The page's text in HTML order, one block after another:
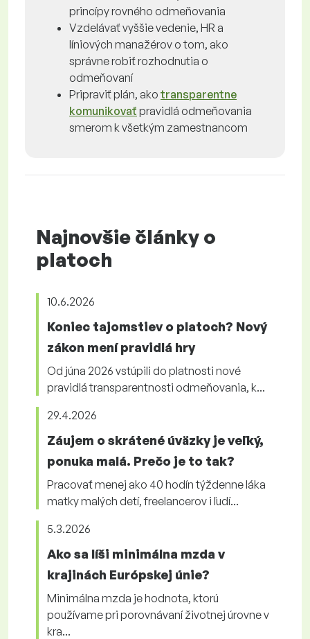
princípy rovného odmeňovania
Vzdelávať vyššie vedenie, HR a
líniových manažérov o tom, ako
správne robiť rozhodnutia o
odmeňovaní
Pripraviť plán, ako transparentne
komunikovať pravidlá odmeňovania
smerom k všetkým zamestnancom
Najnovšie články o
platoch
10.6.2026
Koniec tajomstiev o platoch? Nový
zákon mení pravidlá hry
Od júna 2026 vstúpili do platnosti nové
pravidlá transparentnosti odmeňovania, k...
29.4.2026
Záujem o skrátené úväzky je veľký,
ponuka malá. Prečo je to tak?
Pracovať menej ako 40 hodín týždenne láka
matky malých detí, freelancerov i ľudí...
5.3.2026
Ako sa líši minimálna mzda v
krajinách Európskej únie?
Minimálna mzda je hodnota, ktorú
používame pri porovnávaní životnej úrovne v
kra...